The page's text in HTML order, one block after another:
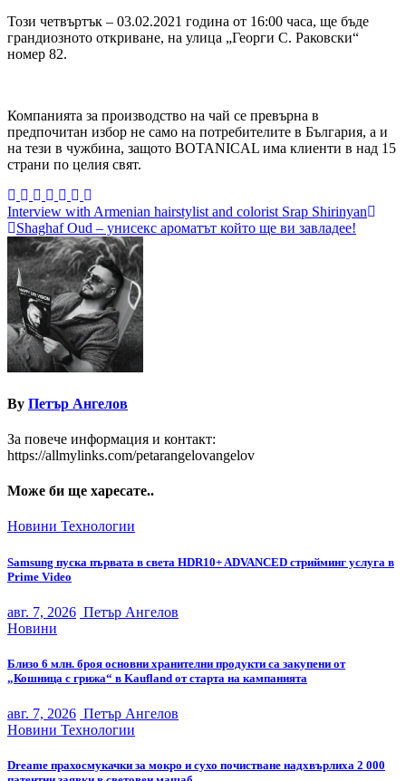
Този четвъртък – 03.02.2021 година от 16:00 часа, ще бъде
грандиозното откриване, на улица „Георги С. Раковски“
номер 82.
Компанията за производство на чай се превърна в
предпочитан избор не само на потребителите в България, а и
на тези в чужбина, защото BOTANICAL има клиенти в над 15
страни по целия свят.
Навигация
Interview with Armenian hairstylist and colorist Srap Shirinyan
Shaghaf Oud – унисекс ароматът който ще ви завладее!
By Петър Ангелов
За повече информация и контакт:
https://allmylinks.com/petarangelovangelov
Може би ще харесате..
Новини Технологии
Samsung пуска първата в света HDR10+ ADVANCED стрийминг услуга в
Prime Video
авг. 7, 2026 Петър Ангелов
Новини
Близо 6 млн. броя основни хранителни продукти са закупени от
„Кошница с грижа“ в Kaufland от старта на кампанията
авг. 7, 2026 Петър Ангелов
Новини Технологии
Dreame прахосмукачки за мокро и сухо почистване надхвърлиха 2 000